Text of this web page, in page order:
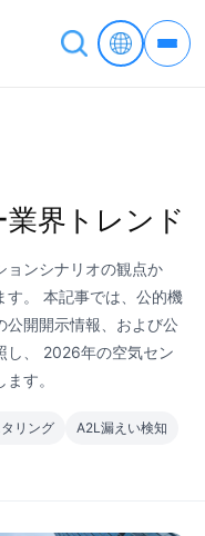
界トレンド
ョンシナリオの観点か
す。 本記事では、公的機
公開開示情報、および公
し、 2026年の空気セン
す。
リング
A2L漏えい検知